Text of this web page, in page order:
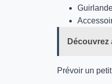
Découvrez
Prévoir un